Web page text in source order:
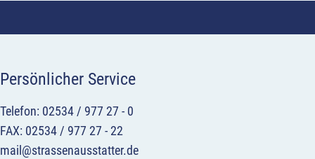
Persönlicher Service
Telefon: 02534 / 977 27 - 0
FAX: 02534 / 977 27 - 22
mail@strassenausstatter.de